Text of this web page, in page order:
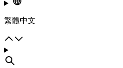
繁體中文